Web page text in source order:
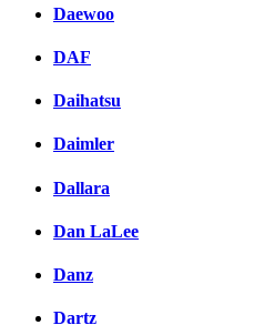
Daewoo
DAF
Daihatsu
Daimler
Dallara
Dan LaLee
Danz
Dartz